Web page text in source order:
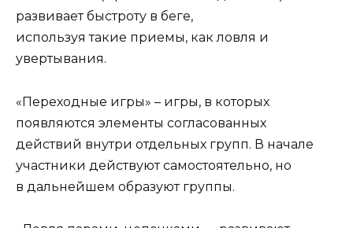
развивает быстроту в беге,
используя такие приемы, как ловля и
увертывания.
«Переходные игры» – игры, в которых
появляются элементы согласованных
действий внутри отдельных групп. В начале
участники действуют самостоятельно, но
в дальнейшем образуют группы.